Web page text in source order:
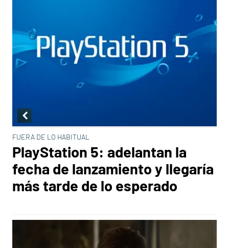
FUERA DE LO HABITUAL
PlayStation 5: adelantan la
fecha de lanzamiento y llegaría
más tarde de lo esperado